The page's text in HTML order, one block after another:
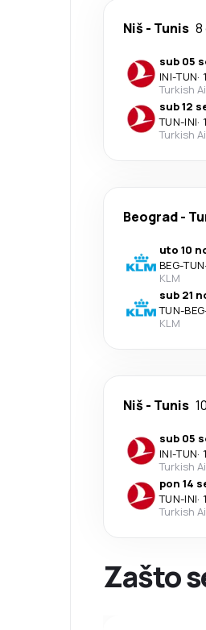
Niš - Tunis 8
sub 05
INI-TUN·
Turkish
sub 12
TUN-INI·
Turkish
Beograd-
uto 10
BEG-TUN·
KLM
sub 21
TUN-BEG·
KLM
Niš - Tunis
sub 05
INI-TUN·
Turkish
pon 14
TUN-INI·
Turkish
Zašto